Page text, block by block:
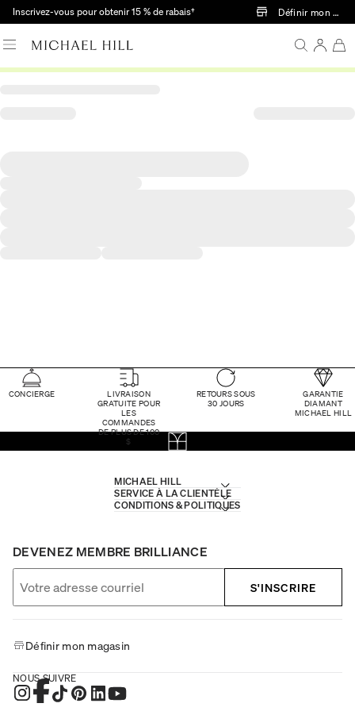
Passer au contenu principal
Inscrivez-vous pour obtenir 15 % de rabais† Définir mon
CONCIERGE
LIVRAISON
GRATUITE POUR
LES
COMMANDES
DE PLUS DE 100
$
RETOURS SOUS
30 JOURS
GARANTIE
DIAMANT
MICHAEL HILL
MICHAEL HILL
SERVICE À LA CLIENTÈLE
CONDITIONS & POLITIQUES
DEVENEZ MEMBRE BRILLIANCE
S'INSCRIRE
Définir mon magasin
NOUS SUIVRE